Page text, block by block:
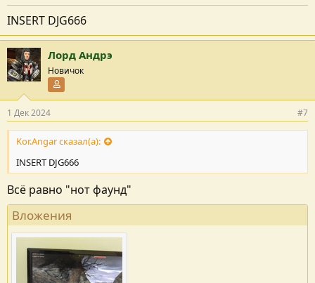
INSERT DJG666
Лорд Андрэ
Новичок
1 Дек 2024 #7
Kor.Angar сказал(а):
INSERT DJG666
Всё равно "нот фаунд"
Вложения